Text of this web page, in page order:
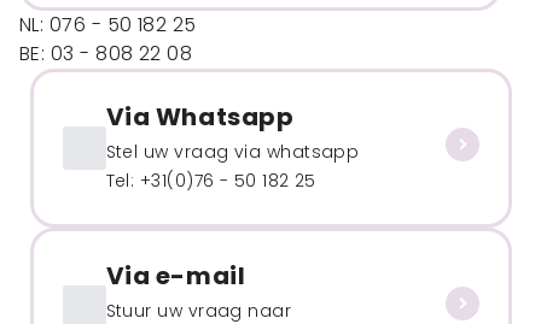
NL: 076 - 50 182 25
BE: 03 - 808 22 08
Via Whatsapp
Stel uw vraag via whatsapp
Tel: +31(0)76 - 50 182 25
Via e-mail
Stuur uw vraag naar